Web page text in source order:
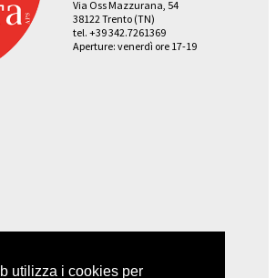
Via Oss Mazzurana, 54
38122 Trento (TN)
tel. +39 342.7261369
Aperture: venerdì ore 17-19
utilizza i cookies per